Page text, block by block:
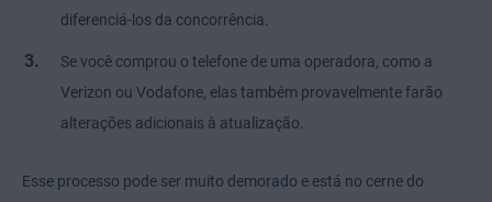
diferenciá-los da concorrência.
Se você comprou o telefone de uma operadora, como a
Verizon ou Vodafone, elas também provavelmente farão
alterações adicionais à atualização.
Esse processo pode ser muito demorado e está no cerne do